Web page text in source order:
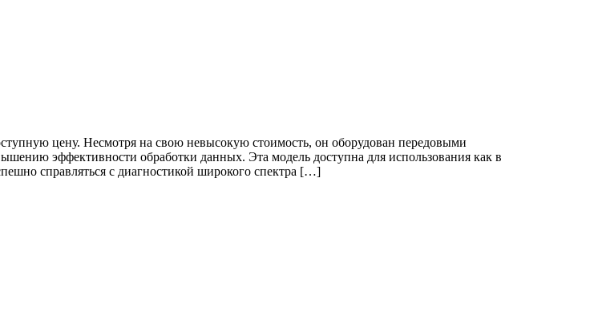
цену. Несмотря на свою невысокую стоимость, он оборудован передовыми
эффективности обработки данных. Эта модель доступна для использования как в
справляться с диагностикой широкого спектра […]